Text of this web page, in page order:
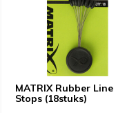
MATRIX Rubber Line
Stops (18stuks)